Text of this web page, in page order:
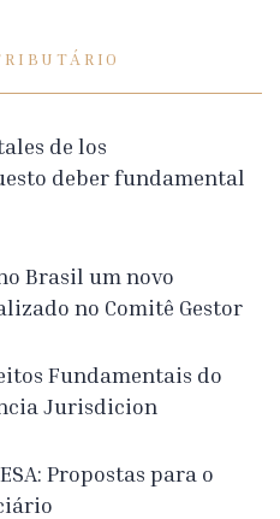
de los
deber fundamental
Brasil um novo
no Comitê Gestor
Fundamentais do
Jurisdicion
Propostas para o